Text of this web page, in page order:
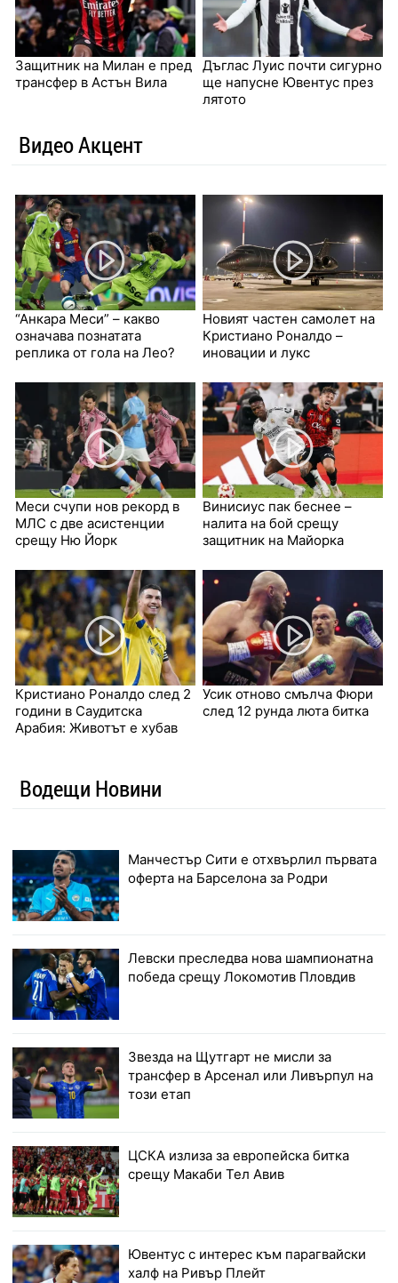
Защитник на Милан е пред
трансфер в Астън Вила
Дъглас Луис почти сигурно
ще напусне Ювентус през
лятото
Видео Акцент
“Анкара Меси” – какво
означава познатата
реплика от гола на Лео?
Новият частен самолет на
Кристиано Роналдо –
иновации и лукс
Меси счупи нов рекорд в
МЛС с две асистенции
срещу Ню Йорк
Винисиус пак беснее –
налита на бой срещу
защитник на Майорка
Кристиано Роналдо след 2
години в Саудитска
Арабия: Животът е хубав
Усик отново смълча Фюри
след 12 рунда люта битка
Водещи Новини
Манчестър Сити е отхвърлил първата
оферта на Барселона за Родри
Левски преследва нова шампионатна
победа срещу Локомотив Пловдив
Звезда на Щутгарт не мисли за
трансфер в Арсенал или Ливърпул на
този етап
ЦСКА излиза за европейска битка
срещу Макаби Тел Авив
Ювентус с интерес към парагвайски
халф на Ривър Плейт